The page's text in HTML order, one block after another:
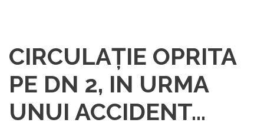
CIRCULAȚIE OPRITA
PE DN 2, IN URMA
UNUI ACCIDENT...